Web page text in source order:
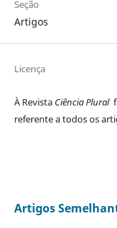
Seção
Artigos
Licença
À Revista Ciência Plural
referente a todos os
Artigos